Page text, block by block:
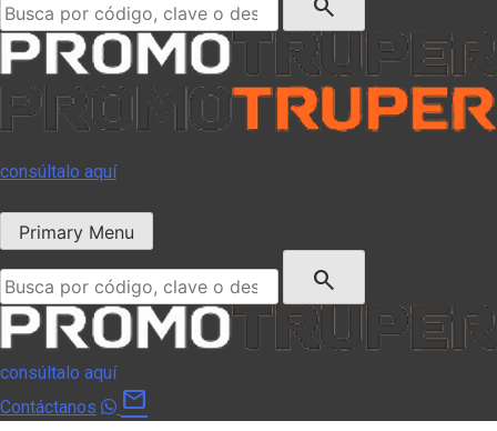
consúltalo aquí
Primary Menu
search
consúltalo aquí
Contáctanos
mail